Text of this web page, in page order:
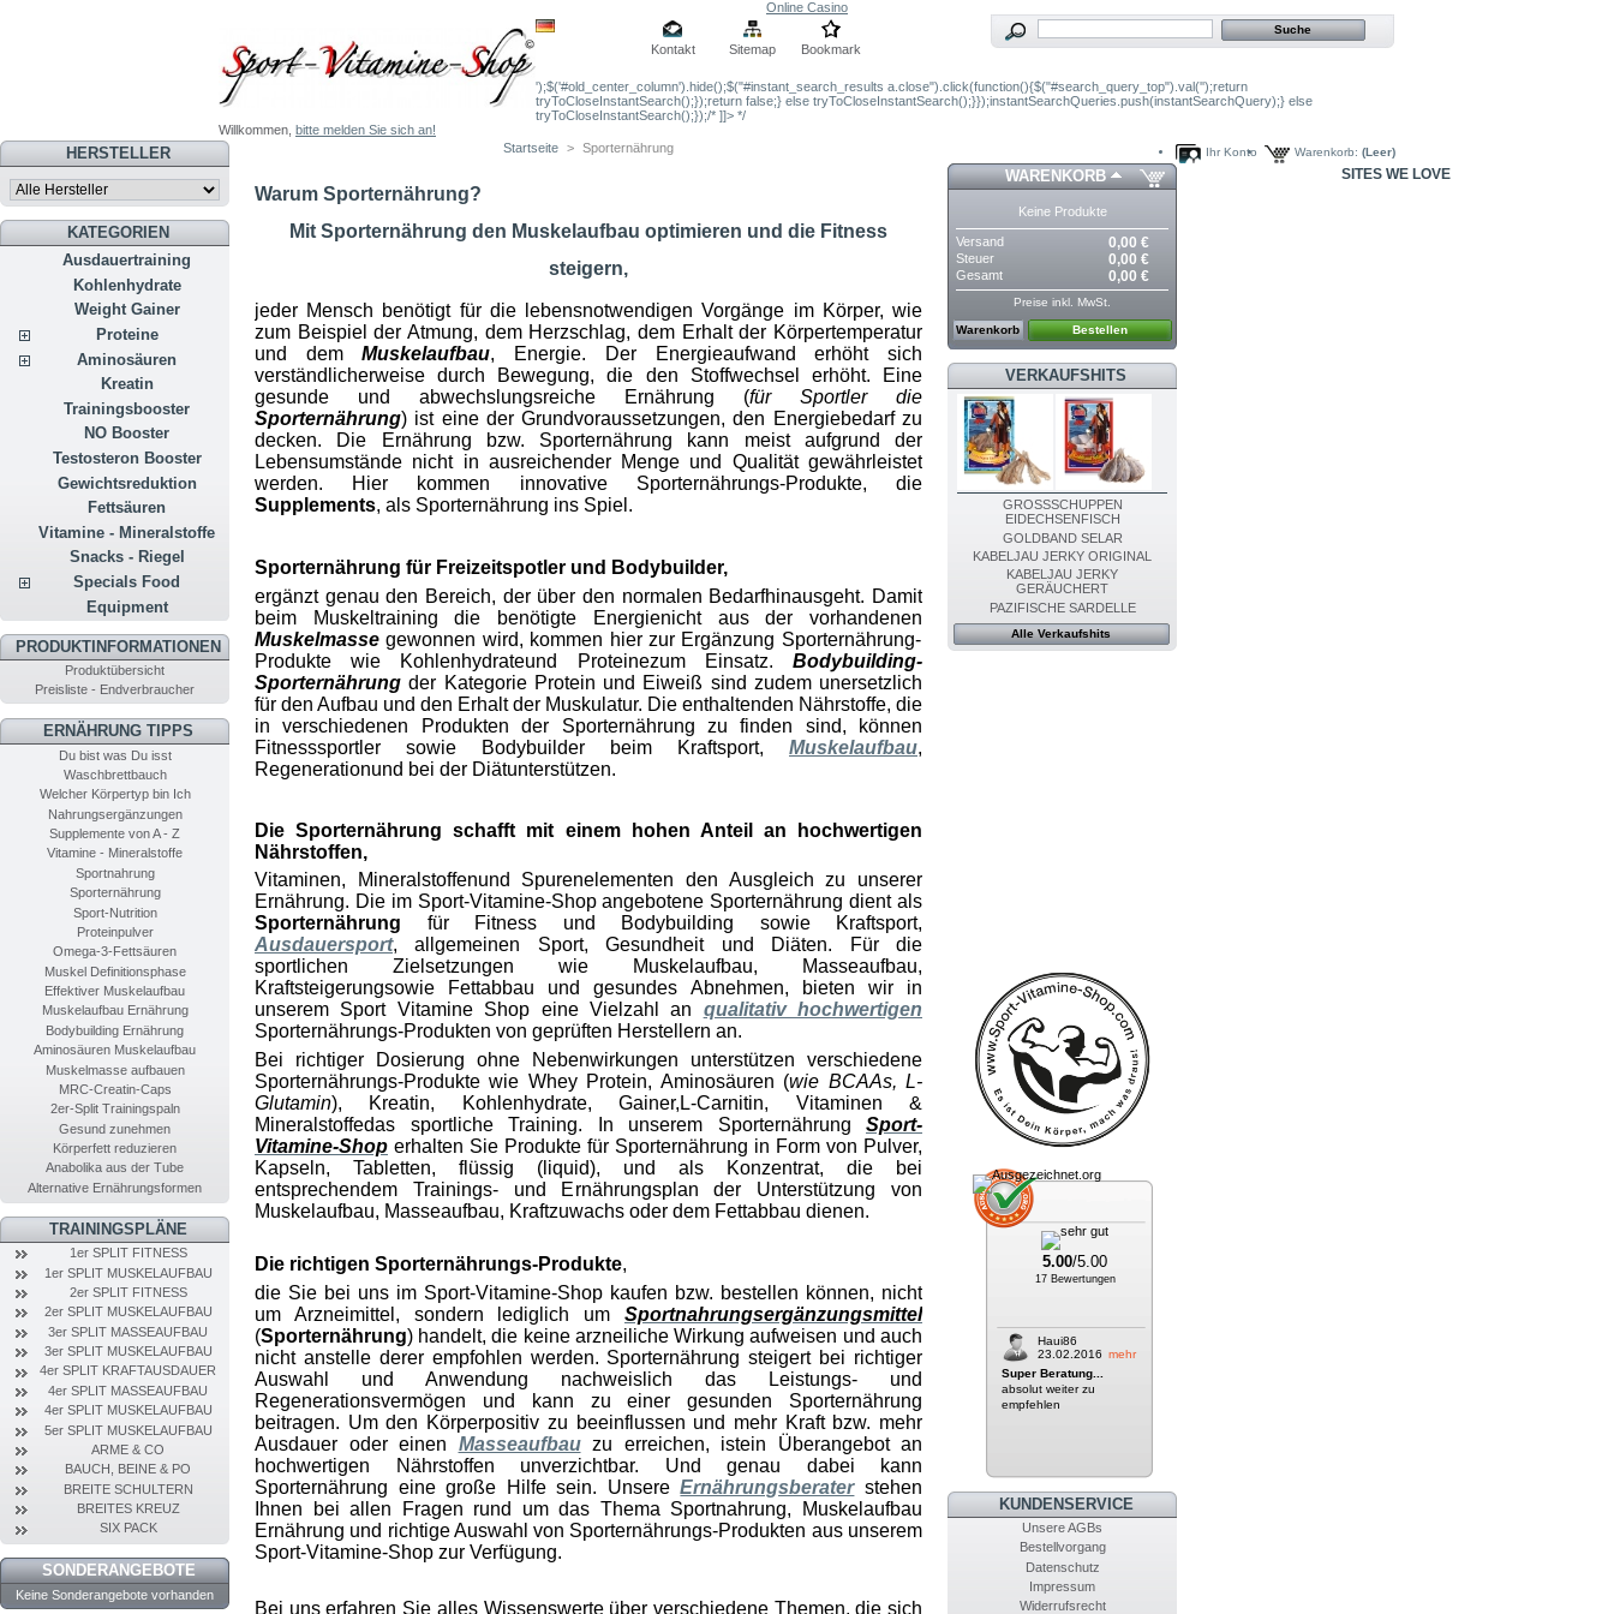
Online Casino
Kontakt Sitemap Bookmark
');$('#old_center_column').hide();$("#instant_search_results a.close").click(function(){$("#search_query_top").val('');return
tryToCloseInstantSearch();});return false;} else tryToCloseInstantSearch();}});instantSearchQueries.push(instantSearchQuery);} else
tryToCloseInstantSearch();});/* ]]> */
Willkommen, bitte melden Sie sich an!
Warenkorb: (Leer)
Ihr Konto
HERSTELLER
KATEGORIEN
Ausdauertraining
Kohlenhydrate
Weight Gainer
Proteine
Aminosäuren
Kreatin
Trainingsbooster
NO Booster
Testosteron Booster
Gewichtsreduktion
Fettsäuren
Vitamine - Mineralstoffe
Snacks - Riegel
Specials Food
Equipment
PRODUKTINFORMATIONEN
Produktübersicht
Preisliste - Endverbraucher
ERNÄHRUNG TIPPS
Du bist was Du isst
Waschbrettbauch
Welcher Körpertyp bin Ich
Nahrungsergänzungen
Supplemente von A - Z
Vitamine - Mineralstoffe
Sportnahrung
Sporternährung
Sport-Nutrition
Proteinpulver
Omega-3-Fettsäuren
Muskel Definitionsphase
Effektiver Muskelaufbau
Muskelaufbau Ernährung
Bodybuilding Ernährung
Aminosäuren Muskelaufbau
Muskelmasse aufbauen
MRC-Creatin-Caps
2er-Split Trainingspaln
Gesund zunehmen
Körperfett reduzieren
Anabolika aus der Tube
Alternative Ernährungsformen
TRAININGSPLÄNE
1er SPLIT FITNESS
1er SPLIT MUSKELAUFBAU
2er SPLIT FITNESS
2er SPLIT MUSKELAUFBAU
3er SPLIT MASSEAUFBAU
3er SPLIT MUSKELAUFBAU
4er SPLIT KRAFTAUSDAUER
4er SPLIT MASSEAUFBAU
4er SPLIT MUSKELAUFBAU
5er SPLIT MUSKELAUFBAU
ARME & CO
BAUCH, BEINE & PO
BREITE SCHULTERN
BREITES KREUZ
SIX PACK
SONDERANGEBOTE
Keine Sonderangebote vorhanden
Startseite > Sporternährung
Warum Sporternährung?
Mit Sporternährung den Muskelaufbau optimieren und die Fitness
steigern,
jeder Mensch benötigt für die lebensnotwendigen Vorgänge im Körper, wie
zum Beispiel der Atmung, dem Herzschlag, dem Erhalt der Körpertemperatur
und demMuskelaufbau, Energie. Der Energieaufwand erhöht sich
verständlicherweise durch Bewegung, die den Stoffwechsel erhöht. Eine
gesunde und abwechslungsreiche Ernährung (für Sportler die
Sporternährung) ist eine der Grundvoraussetzungen, den Energiebedarf zu
decken. Die Ernährung bzw. Sporternährung kann meist aufgrund der
Lebensumstände nicht in ausreichender Menge und Qualität gewährleistet
werden. Hier kommen innovative Sporternährungs-Produkte, die
Supplements, als Sporternährung ins Spiel.
Sporternährung für Freizeitspotler und Bodybuilder,
ergänzt genau den Bereich, der über den normalen Bedarfhinausgeht. Damit
beim Muskeltraining die benötigte Energienicht aus der vorhandenen
Muskelmasse gewonnen wird, kommen hier zur Ergänzung Sporternährung-
Produkte wie Kohlenhydrateund Proteinezum Einsatz.Bodybuilding-
Sporternährung der Kategorie Protein und Eiweiß sind zudem unersetzlich
für den Aufbau und den Erhalt der Muskulatur. Die enthaltenden Nährstoffe, die
in verschiedenen Produkten der Sporternährung
zu finden sind, können
Fitnesssportler sowie Bodybuilder beim Kraftsport, Muskelaufbau,
Regenerationund bei der Diätunterstützen.
Die Sporternährung
schafft mit einem hohen Anteil an hochwertigen
Nährstoffen,
Vitaminen, Mineralstoffenund Spurenelementen den Ausgleich zu unserer
Ernährung. Die im Sport-Vitamine-Shop angebotene Sporternährung dient als
Sporternährung für Fitness und Bodybuilding sowie Kraftsport,
Ausdauersport, allgemeinen Sport, Gesundheit und Diäten. Für die
sportlichen Zielsetzungen wie Muskelaufbau, Masseaufbau,
Kraftsteigerungsowie Fettabbau und gesundes Abnehmen, bieten wir in
unserem Sport Vitamine Shop eine Vielzahl an qualitativ hochwertigen
Sporternährungs-Produkten von geprüften Herstellern an.
Bei richtiger Dosierung ohne Nebenwirkungen unterstützen verschiedene
Sporternährungs-Produkte wie Whey Protein, Aminosäuren (wie BCAAs, L-
Glutamin), Kreatin, Kohlenhydrate, Gainer, L-Carnitin, Vitaminen &
Mineralstoffedas sportliche Training. In unserem Sporternährung Sport-
Vitamine-Shop erhalten Sie Produkte für Sporternährung in Form von Pulver,
Kapseln, Tabletten, flüssig (liquid), und als Konzentrat, die bei
entsprechendem Trainings- und Ernährungsplan der Unterstützung von
Muskelaufbau, Masseaufbau, Kraftzuwachs oder dem Fettabbau dienen.
Die richtigen Sporternährungs-Produkte,
die Sie bei uns im Sport-Vitamine-Shop kaufen bzw. bestellen können, nicht
um Arzneimittel, sondern lediglich um Sportnahrungsergänzungsmittel
(Sporternährung) handelt, die keine arzneiliche Wirkung aufweisen und auch
nicht anstelle derer empfohlen werden. Sporternährung steigert bei richtiger
Auswahl und Anwendung nachweislich das Leistungs- und
Regenerationsvermögen und kann zu einer gesunden Sporternährung
beitragen. Um den Körperpositiv zu beeinflussen und mehr Kraft bzw. mehr
Ausdauer oder einen Masseaufbauzu erreichen, istein Überangebot an
hochwertigen Nährstoffen unverzichtbar. Und genau dabei kann
Sporternährung eine große Hilfe sein. UnsereErnährungsberaterstehen
Ihnen bei allen Fragen rund um das Thema Sportnahrung, Muskelaufbau
Ernährung und richtige Auswahl von Sporternährungs-Produkten aus unserem
Sport-Vitamine-Shop zur Verfügung.
Bei uns erfahren Sie alles Wissenswerte über verschiedene Themen, die sich
WARENKORB
Keine Produkte
Versand 0,00 €
Steuer 0,00 €
Gesamt 0,00 €
Preise inkl. MwSt.
Warenkorb Bestellen
VERKAUFSHITS
GROSSSCHUPPEN
EIDECHSENFISCH
GOLDBAND SELAR
KABELJAU JERKY ORIGINAL
KABELJAU JERKY
GERÄUCHERT
PAZIFISCHE SARDELLE
Alle Verkaufshits
5.00/5.00
17 Bewertungen
Haui86
23.02.2016 mehr
Super Beratung...
absolut weiter zu
empfehlen
KUNDENSERVICE
Unsere AGBs
Bestellvorgang
Datenschutz
Impressum
Widerrufsrecht
SITES WE LOVE